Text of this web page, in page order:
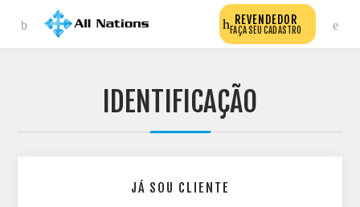
REVENDEDOR
FAÇA SEU CADASTRO
IDENTIFICAÇÃO
JÁ SOU CLIENTE